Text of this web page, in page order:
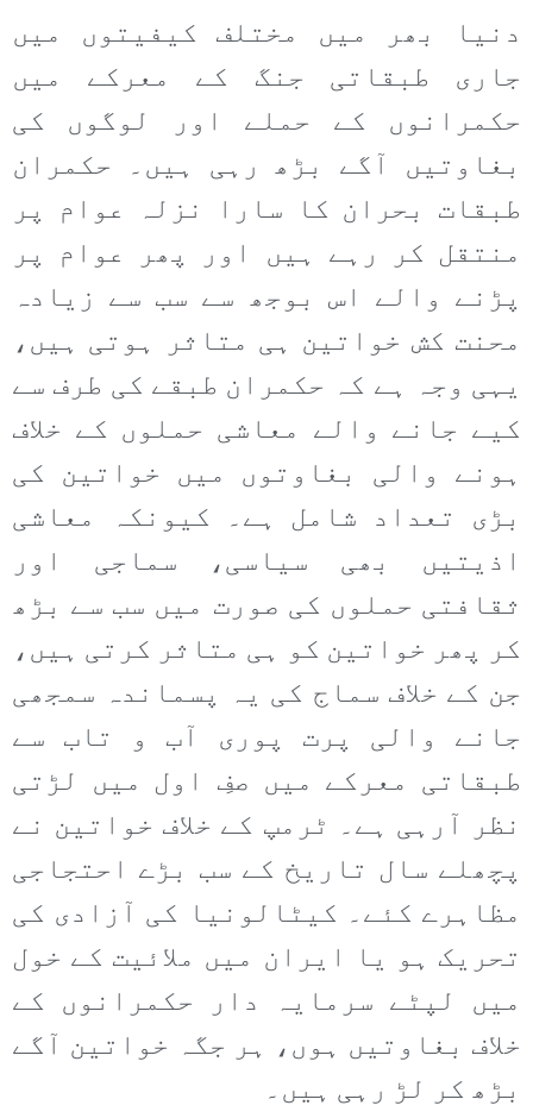
دنیا بھر میں مختلف کیفیتوں میں
جاری طبقاتی جنگ کے معرکے میں
حکمرانوں کے حملے اور لوگوں کی
بغاوتیں آگے بڑھ رہی ہیں۔ حکمران
طبقات بحران کا سارا نزلہ عوام پر
منتقل کر رہے ہیں اور پھر عوام پر
پڑنے والے اس بوجھ سے سب سے زیادہ
محنت کش خواتین ہی متاثر ہوتی ہیں،
یہی وجہ ہے کہ حکمران طبقے کی طرف سے
کیے جانے والے معاشی حملوں کے خلاف
ہونے والی بغاوتوں میں خواتین کی
بڑی تعداد شامل ہے۔ کیونکہ معاشی
اذیتیں بھی سیاسی، سماجی اور
ثقافتی حملوں کی صورت میں سب سے بڑھ
کر پھر خواتین کو ہی متاثر کرتی ہیں،
جن کے خلاف سماج کی یہ پسماندہ سمجھی
جانے والی پرت پوری آب و تاب سے
طبقاتی معرکے میں صفِ اول میں لڑتی
نظر آرہی ہے۔ ٹرمپ کے خلاف خواتین نے
پچھلے سال تاریخ کے سب بڑے احتجاجی
مظاہرے کئے۔ کیٹالونیا کی آزادی کی
تحریک ہو یا ایران میں ملائیت کے خول
میں لپٹے سرمایہ دار حکمرانوں کے
خلاف بغاوتیں ہوں، ہر جگہ خواتین آگے
بڑھ کر لڑ رہی ہیں۔